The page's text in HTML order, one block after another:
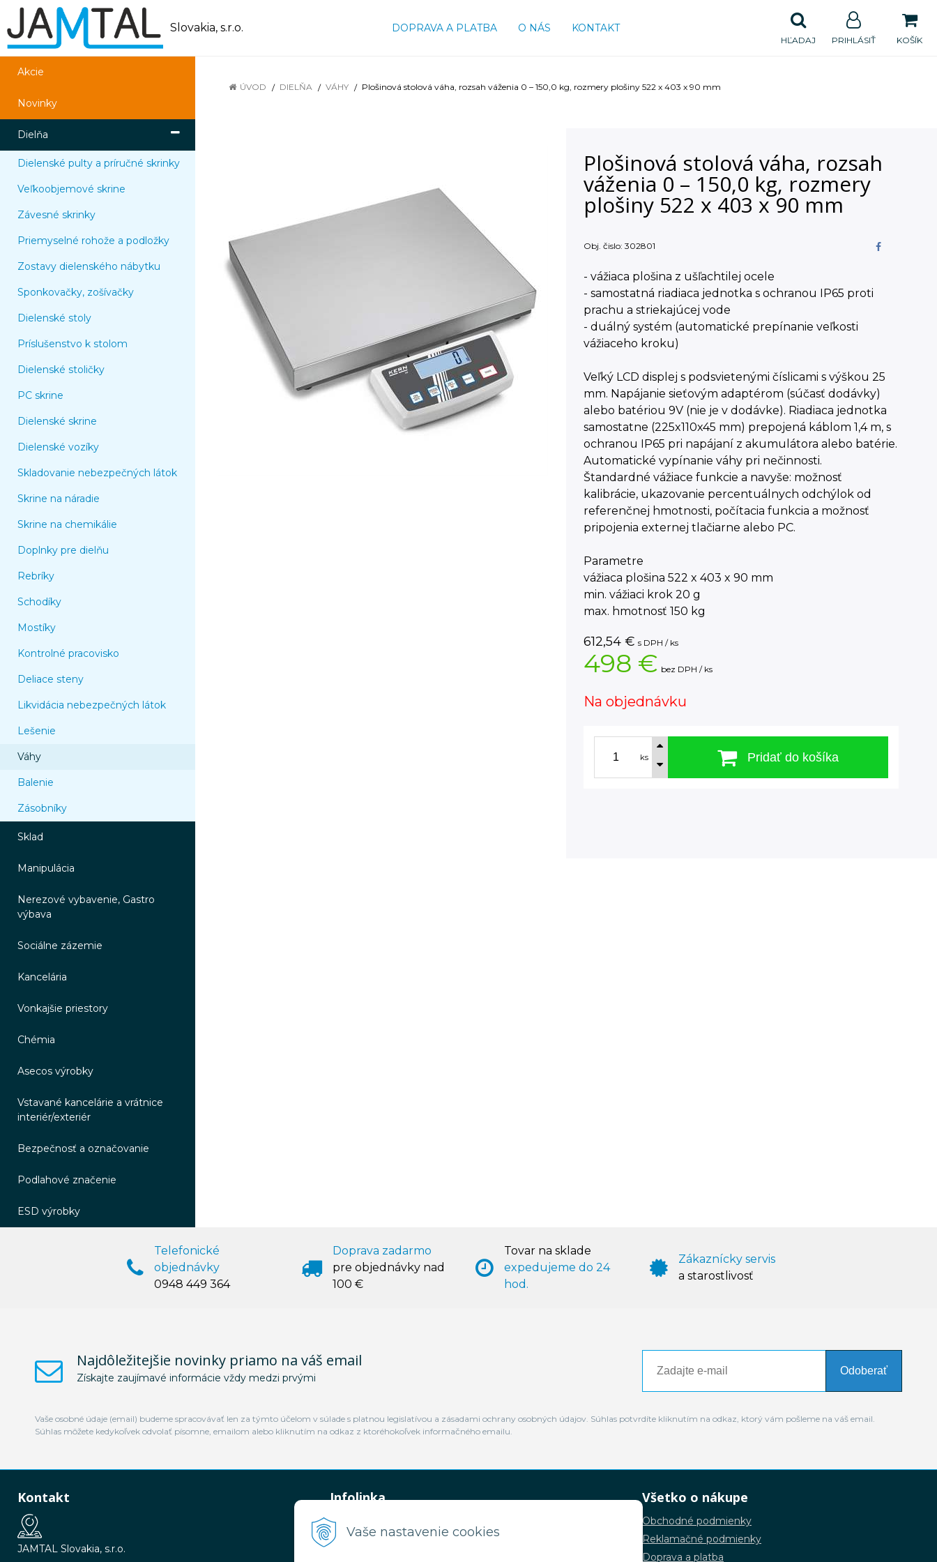
Vaše nastavenie cookies
Slovakia, s.r.o. DOPRAVA A PLATBA O NÁS KONTAKT
KOŠÍK
PRIHLÁSIŤ
HĽADAJ
Akcie
Novinky
Dielňa
Dielenské pulty a príručné skrinky
Veľkoobjemové skrine
Závesné skrinky
Priemyselné rohože a podložky
Zostavy dielenského nábytku
Sponkovačky, zošívačky
Dielenské stoly
Príslušenstvo k stolom
Dielenské stoličky
PC skrine
Dielenské skrine
Dielenské vozíky
Skladovanie nebezpečných látok
Skrine na náradie
Skrine na chemikálie
Doplnky pre dielňu
Rebríky
Schodíky
Mostíky
Kontrolné pracovisko
Deliace steny
Likvidácia nebezpečných látok
Lešenie
Váhy
Balenie
Zásobníky
Sklad
Manipulácia
Nerezové vybavenie, Gastro
výbava
Sociálne zázemie
Kancelária
Vonkajšie priestory
Chémia
Asecos výrobky
Vstavané kancelárie a vrátnice
interiér/exteriér
Bezpečnosť a označovanie
Podlahové značenie
ESD výrobky
ÚVOD DIELŇA VÁHY Plošinová stolová váha, rozsah váženia 0 – 150,0 kg, rozmery plošiny 522 x 403 x 90 mm
Plošinová stolová váha, rozsah
váženia 0 – 150,0 kg, rozmery
plošiny 522 x 403 x 90 mm
Obj. čislo: 302801
- vážiaca plošina z ušľachtilej ocele
- samostatná riadiaca jednotka s ochranou IP65 proti
prachu a striekajúcej vode
- duálný systém (automatické prepínanie veľkosti
vážiaceho kroku)
Veľký LCD displej s podsvietenými číslicami s výškou 25
mm. Napájanie sieťovým adaptérom (súčasť dodávky)
alebo batériou 9V (nie je v dodávke). Riadiaca jednotka
samostatne (225x110x45 mm) prepojená káblom 1,4 m, s
ochranou IP65 pri napájaní z akumulátora alebo batérie.
Automatické vypínanie váhy pri nečinnosti.
Štandardné vážiace funkcie a navyše: možnosť
kalibrácie, ukazovanie percentuálnych odchýlok od
referenčnej hmotnosti, počítacia funkcia a možnosť
pripojenia externej tlačiarne alebo PC.
Parametre
vážiaca plošina 522 x 403 x 90 mm
min. vážiaci krok 20 g
max. hmotnosť 150 kg
612,54 € s DPH / ks
498 € bez DPH / ks
Na objednávku
ks Pridať do košíka
Telefonické
objednávky
0948 449 364
Doprava zadarmo
pre objednávky nad
100 €
Tovar na sklade
expedujeme do 24
hod.
Zákaznícky servis
a starostlivosť
Najdôležitejšie novinky priamo na váš email
Získajte zaujímavé informácie vždy medzi prvými
Odoberať
Vaše osobné údaje (email) budeme spracovávať len za týmto účelom v súlade s platnou legislatívou a zásadami ochrany osobných údajov. Súhlas potvrdíte kliknutím na odkaz, ktorý vám pošleme na váš email.
Súhlas môžete kedykoľvek odvolať písomne, emailom alebo kliknutím na odkaz z ktoréhokoľvek informačného emailu.
Kontakt
JAMTAL Slovakia, s.r.o.
Infolinka
0948 449 364
Všetko o nákupe
Obchodné podmienky
Reklamačné podmienky
Doprava a platba